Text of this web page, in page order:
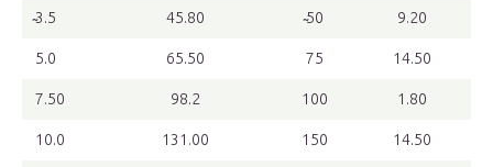
̴3.5 45.80 ̴50 9.20
5.0 65.50 75 14.50
7.50 98.2 100 1.80
10.0 131.00 150 14.50